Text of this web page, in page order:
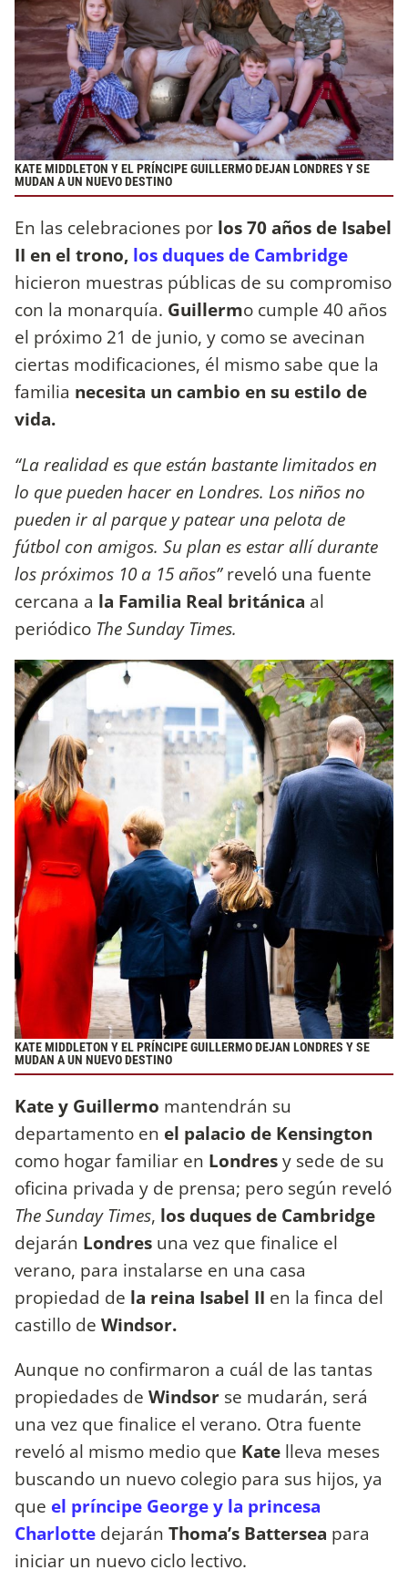
KATE MIDDLETON Y EL PRÍNCIPE GUILLERMO DEJAN LONDRES Y SE
MUDAN A UN NUEVO DESTINO
En las celebraciones por los 70 años de Isabel
II en el trono, los duques de Cambridge
hicieron muestras públicas de su compromiso
con la monarquía. Guillermo cumple 40 años
el próximo 21 de junio, y como se avecinan
ciertas modificaciones, él mismo sabe que la
familia necesita un cambio en su estilo de
vida.
“La realidad es que están bastante limitados en
lo que pueden hacer en Londres. Los niños no
pueden ir al parque y patear una pelota de
fútbol con amigos. Su plan es estar allí durante
los próximos 10 a 15 años”reveló una fuente
cercana a la Familia Real británica al
periódico The Sunday Times.
KATE MIDDLETON Y EL PRÍNCIPE GUILLERMO DEJAN LONDRES Y SE
MUDAN A UN NUEVO DESTINO
Kate y Guillermo mantendrán su
departamento en el palacio de Kensington
como hogar familiar en Londresy sede de su
oficina privada y de prensa; pero según reveló
The Sunday Times, los duques de Cambridge
dejarán Londres una vez que finalice el
verano, para instalarse en una casa
propiedad de la reina Isabel II en la finca del
castillo de Windsor.
Aunque no confirmaron a cuál de las tantas
propiedades de Windsor se mudarán, será
una vez que finalice el verano. Otra fuente
reveló al mismo medio que Kate lleva meses
buscando un nuevo colegio para sus hijos, ya
que el príncipe George y la princesa
Charlotte dejarán Thoma’s Battersea para
iniciar un nuevo ciclo lectivo.